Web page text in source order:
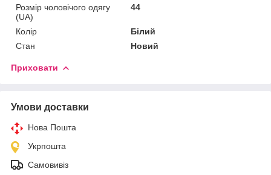
Розмір чоловічого одягу
(UA)
44
Колір
Білий
Стан
Новий
Приховати
Умови доставки
Нова Пошта
Укрпошта
Самовивіз